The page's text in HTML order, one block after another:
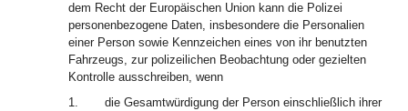
dem Recht der Europäischen Union kann die Polizei
personenbezogene Daten, insbesondere die Personalien
einer Person sowie Kennzeichen eines von ihr benutzten
Fahrzeugs, zur polizeilichen Beobachtung oder gezielten
Kontrolle ausschreiben, wenn
1.
die Gesamtwürdigung der Person einschließlich ihrer